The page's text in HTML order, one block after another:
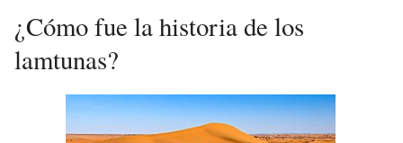
¿Cómo fue la historia de los
lamtunas?